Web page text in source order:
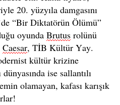
20. yüzyıla damgasını
“Bir Diktatörün Ölümü”
oyunda Brutus rolünü
Caesar, TİB Kültür Yay.
kültür krizine
dünyasında ise sallantılı
olamayan, kafası karışık